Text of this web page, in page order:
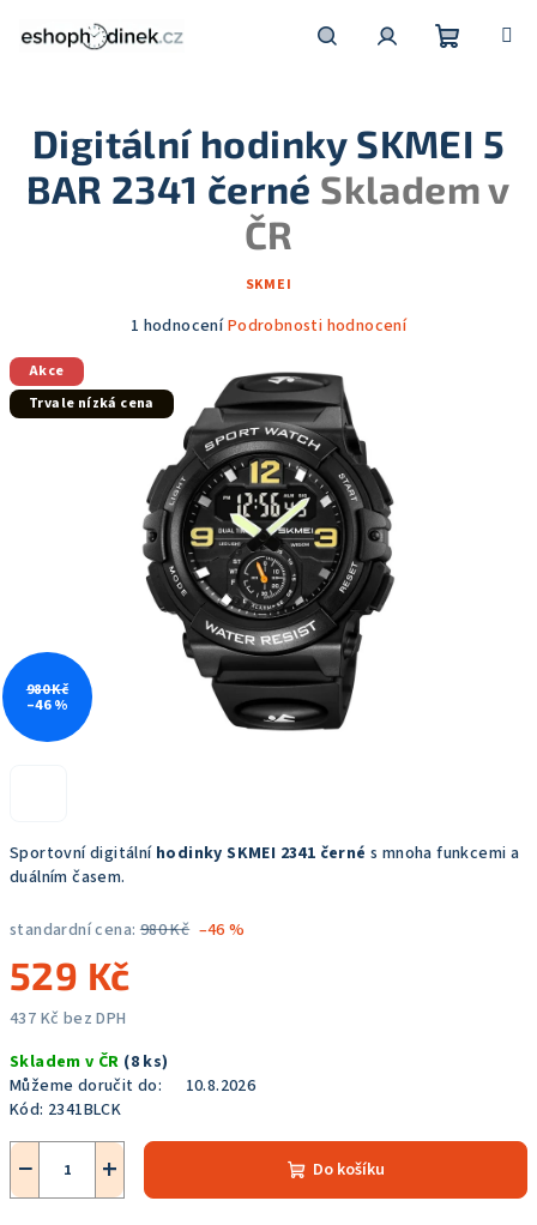
košík
Sportovní digitální hodinky SKMEI 2341 černé s mnoha funkcemi a
duálním časem.
standardní cena: 980 Kč –46 %
529 Kč
437 Kč bez DPH
cena:
Skladem v ČR (8 ks)
Můžeme doručit do:
10.8.2026
Kód: 2341BLCK
+
− Do košíku
Digitální hodinky SKMEI 5
BAR 2341 černé Skladem v
ČR
SKMEI
Průměrné
je
5,0
hvězdiček.
1 hodnoceníPodrobnosti hodnocení
Akce
Trvale nízká cena
980 Kč
–46 %